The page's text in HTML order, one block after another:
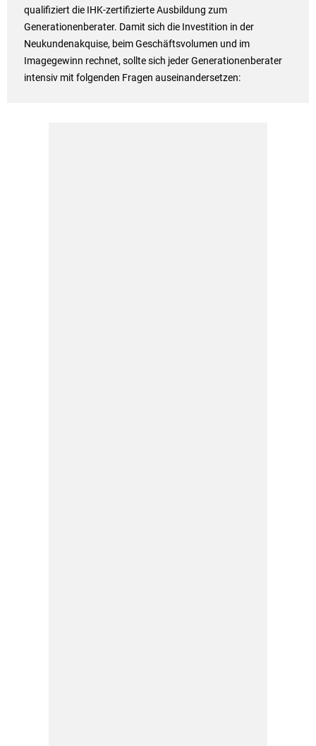
qualifiziert die IHK-zertifizierte Ausbildung zum
Generationenberater. Damit sich die Investition in der
Neukundenakquise, beim Geschäftsvolumen und im
Imagegewinn rechnet, sollte sich jeder Generationenberater
intensiv mit folgenden Fragen auseinandersetzen: